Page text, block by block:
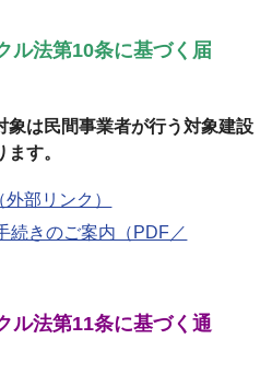
ル法第10条に基づく届
は民間事業者が行う対象建設
す。
部リンク）
続きのご案内（PDF／
ル法第11条に基づく通